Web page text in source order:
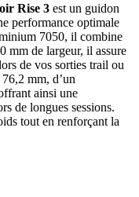
Rise 3 est un guidon
performance optimale
7050, il combine
mm de largeur, il assure
de vos sorties trail ou
mm, d’un
ainsi une
de longues sessions.
tout en renforçant la